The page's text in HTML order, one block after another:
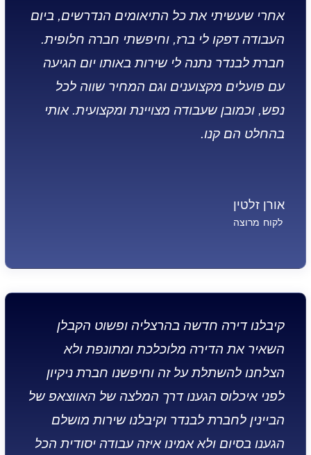
אחרי שעשיתי את כל התיאומים הנדרשים, ביום
העבודה דפקו לי ברז, וחיפשתי חברה חלופית.
חברת לבנדר נתנה לי שירות באותו יום הגיעה
עם פועלים מקצוענים וגם המחיר שווה לכל
נפש, וכמובן שעבודה מצויינת ומקצועית. אותי
בהחלט הם קנו.
אורן זלטין
לקוח מרוצה
קיבלנו דירה חדשה בהרצליה ופשוט הקבלן
השאיר את הדירה מלוכלכת ומתונפת ולא
הצלחנו להשתלת על זה וחיפשנו חברת ניקיון
לפני איכלוס הגענו דרך המלצה של האווצאפ של
הביינין לחברת לבנדר וקיבלנו שירות מושלם
הגענו בסיום ולא אמינו איזה עבודה יסודית הכל